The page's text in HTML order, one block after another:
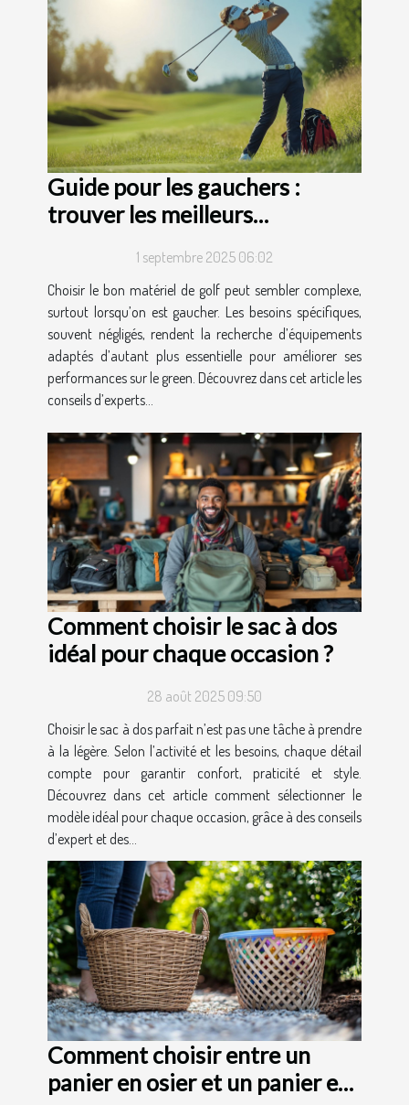
Guide pour les gauchers :
trouver les meilleurs
1 septembre 2025 06:02
Choisir le bon matériel de golf peut sembler complexe,
surtout lorsqu’on est gaucher. Les besoins spécifiques,
souvent négligés, rendent la recherche d’équipements
adaptés d’autant plus essentielle pour améliorer ses
performances sur le green. Découvrez dans cet article les
conseils d’experts...
Comment choisir le sac à dos
idéal pour chaque occasion ?
28 août 2025 09:50
Choisir le sac à dos parfait n’est pas une tâche à prendre
à la légère. Selon l’activité et les besoins, chaque détail
compte pour garantir confort, praticité et style.
Découvrez dans cet article comment sélectionner le
modèle idéal pour chaque occasion, grâce à des conseils
d’expert et des...
Comment choisir entre un
panier en osier et un panier en